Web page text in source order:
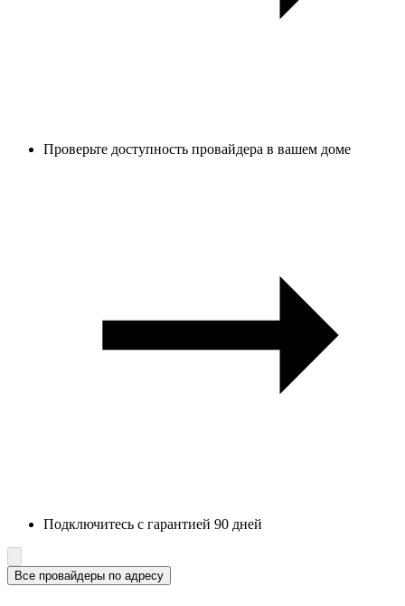
Проверьте доступность провайдера в вашем доме
Подключитесь с гарантией 90 дней
Все провайдеры по адресу